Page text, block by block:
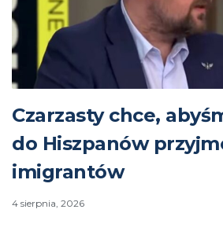
Czarzasty chce,
do Hiszpanów
imigrantów
4 sierpnia, 2026